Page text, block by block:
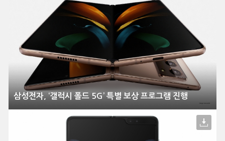
삼성전자, ‘갤럭시 폴드 5G’ 특별 보상 프로그램 진행